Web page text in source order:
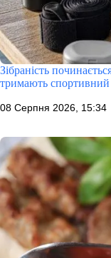
Зібраність
тримають
08 Серпня 2026, 15:34